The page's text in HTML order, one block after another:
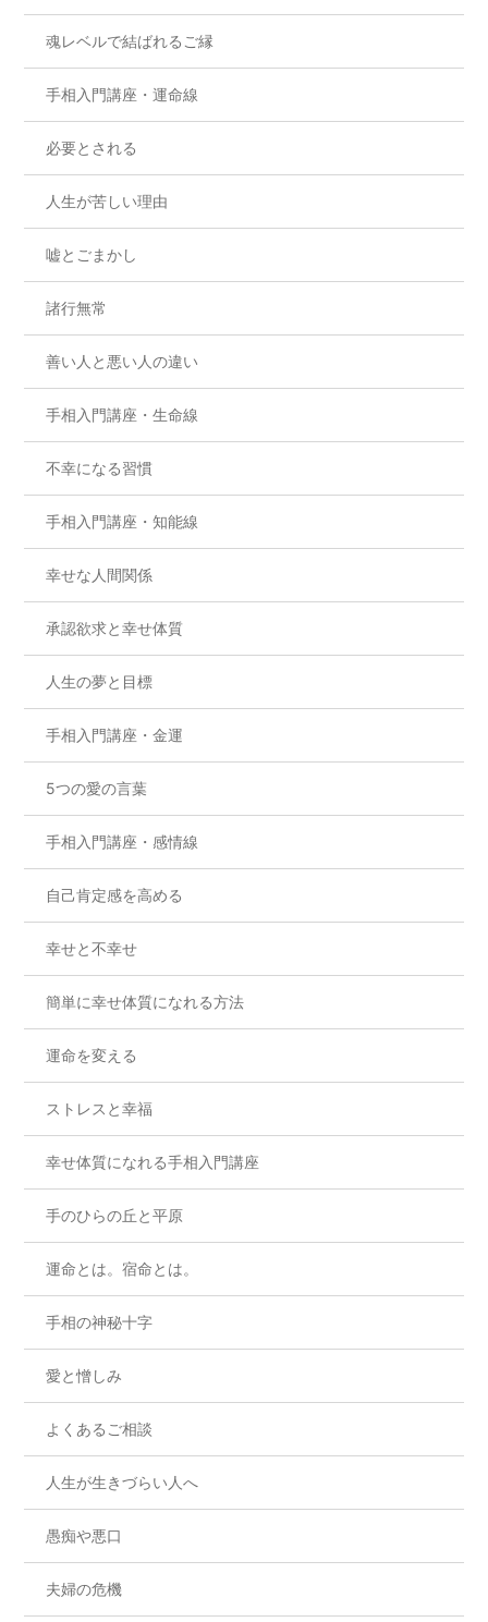
魂レベルで結ばれるご縁
手相入門講座・運命線
必要とされる
人生が苦しい理由
嘘とごまかし
諸行無常
善い人と悪い人の違い
手相入門講座・生命線
不幸になる習慣
手相入門講座・知能線
幸せな人間関係
承認欲求と幸せ体質
人生の夢と目標
手相入門講座・金運
5つの愛の言葉
手相入門講座・感情線
自己肯定感を高める
幸せと不幸せ
簡単に幸せ体質になれる方法
運命を変える
ストレスと幸福
幸せ体質になれる手相入門講座
手のひらの丘と平原
運命とは。宿命とは。
手相の神秘十字
愛と憎しみ
よくあるご相談
人生が生きづらい人へ
愚痴や悪口
夫婦の危機